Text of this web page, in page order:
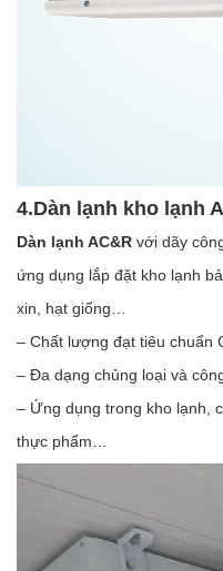
4.Dàn lạnh kho lạnh
Dàn lạnh AC&R với dãy
ứng dụng lắp đặt kho lạnh
xin, hạt giống…
– Chất lượng đạt tiêu chuẩn
– Đa dạng chủng loại và
– Ứng dụng trong kho lạnh,
thực phẩm…